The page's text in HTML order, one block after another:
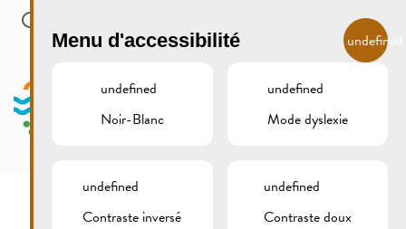
Skip to main content
MENU
Menu d'accessibilité undefined
undefined
Noir-Blanc
undefined
Mode dyslexie
undefined
Contraste inversé
undefined
Contraste doux